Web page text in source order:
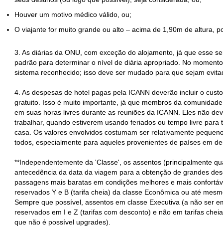
Houver um motivo médico válido, ou;
O viajante for muito grande ou alto – acima de 1,90m de altura,
3. As diárias da ONU, com exceção do alojamento, já que esse
padrão para determinar o nível de diária apropriado. No
sistema reconhecido; isso deve ser mudado para que sejam
4. As despesas de hotel pagas pela ICANN deverão incluir o
gratuito. Isso é muito importante, já que membros da
em suas horas livres durante as reuniões da ICANN. Eles não
trabalhar, quando estiverem usando feriados ou tempo livre
casa. Os valores envolvidos costumam ser relativamente
todos, especialmente para aqueles provenientes de países em
**Independentemente da 'Classe', os assentos (principalmente
antecedência da data da viagem para a obtenção de grandes
passagens mais baratas em condições melhores e mais
reservados Y e B (tarifa cheia) da classe Econômica ou até
Sempre que possível, assentos em classe Executiva (a não ser
reservados em I e Z (tarifas com desconto) e não em tarifas
que não é possível upgrades).